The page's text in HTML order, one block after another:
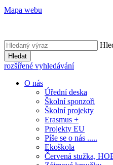
Mapa webu
Hledat
rozšířené vyhledávání
O nás
Úřední deska
Školní sponzoři
Školní projekty
Erasmus +
Projekty EU
Píše se o nás .....
Ekoškola
Červená stužka,